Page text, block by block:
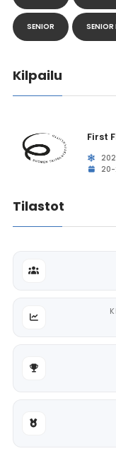
SENIOR SENIOR
Kilpailu
First
20-
Tilastot